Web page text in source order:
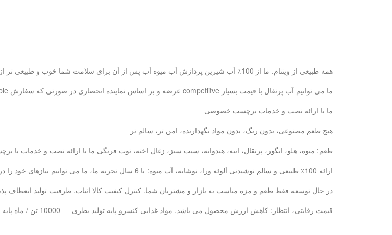
همه طبیعی از ویتنام. ما از 100٪ آب شیرین پردازش آب میوه آب پس از آن برای سلامت شما خوب و طبیعی تر از.
ما می توانیم آب پرتقال با قیمت بسیار competiitve عرضه و بر اساس نماینده انحصاری در صورتی که سفارش reaonsoble بزرگ است.
ما با ارائه نصب و خدمات برچسب خصوصی
هیچ طعم مصنوعی، بدون رنگ، بدون مواد نگهدارنده، امن تر، سالم تر
طعم: میوه، هلو، انگور، پرتقال، انبه، هندوانه، سیب سبز، زغال اخته، توت فرنگی ما با ارائه نصب و خدمات
ارائه 100٪ طبیعی و سالم نوشیدنی آلوئه ورا، نوشابه، آب میوه: با 6 سال تجربه ما، ما می توانیم نیازهای خود را در دیدار خواهد کرد.
در حال توسعه فقط طعم و مزه مناسب به بازار و مشتریان شما. کنترل کیفیت کالا اثبات. ظرفیت تولید انعطاف
قیمت رقابتی، انتظار: کاهش ارزش محصول می باشد. مواد غذایی کنسرو پایه تولید بطری --- 10000 تن / ماه پایه تولید بطری PET --- 10000 تن در هر ماه LAB QC - 20 تیم کنترل کیفیت حرفه